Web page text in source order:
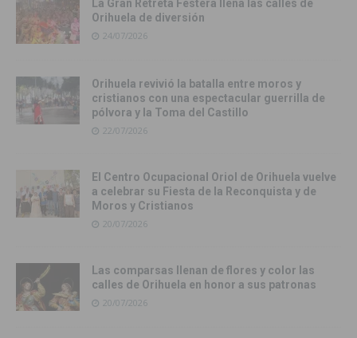
La Gran Retreta Festera llena las calles de
Orihuela de diversión
24/07/2026
Orihuela revivió la batalla entre moros y
cristianos con una espectacular guerrilla de
pólvora y la Toma del Castillo
22/07/2026
El Centro Ocupacional Oriol de Orihuela vuelve
a celebrar su Fiesta de la Reconquista y de
Moros y Cristianos
20/07/2026
Las comparsas llenan de flores y color las
calles de Orihuela en honor a sus patronas
20/07/2026